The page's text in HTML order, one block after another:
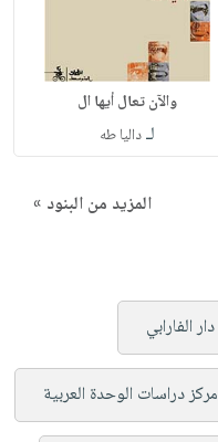
والآن تعال أيها ال
لـداليا طه
المزيد من البنود »
دار الفارابي
مركز دراسات الوحدة العربية